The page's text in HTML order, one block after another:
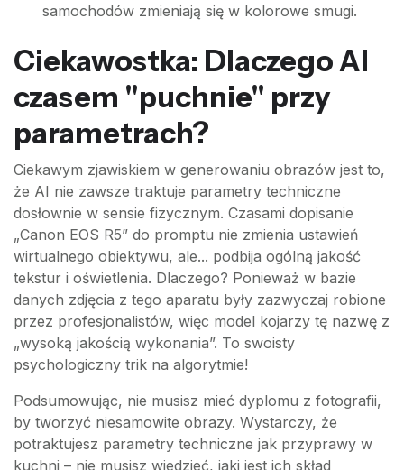
samochodów zmieniają się w kolorowe smugi.
Ciekawostka: Dlaczego AI
czasem "puchnie" przy
parametrach?
Ciekawym zjawiskiem w generowaniu obrazów jest to,
że AI nie zawsze traktuje parametry techniczne
dosłownie w sensie fizycznym. Czasami dopisanie
„Canon EOS R5” do promptu nie zmienia ustawień
wirtualnego obiektywu, ale... podbija ogólną jakość
tekstur i oświetlenia. Dlaczego? Ponieważ w bazie
danych zdjęcia z tego aparatu były zazwyczaj robione
przez profesjonalistów, więc model kojarzy tę nazwę z
„wysoką jakością wykonania”. To swoisty
psychologiczny trik na algorytmie!
Podsumowując, nie musisz mieć dyplomu z fotografii,
by tworzyć niesamowite obrazy. Wystarczy, że
potraktujesz parametry techniczne jak przyprawy w
kuchni – nie musisz wiedzieć, jaki jest ich skład